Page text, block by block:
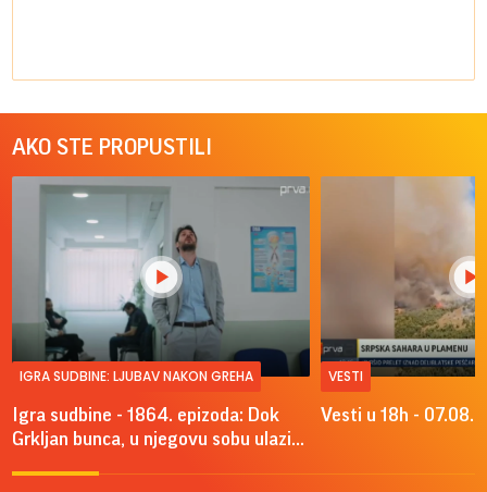
AKO STE PROPUSTILI
IGRA SUDBINE: LJUBAV NAKON GREHA
Igra sudbine - 1864. epizoda: Dok
Grkljan bunca, u njegovu sobu ulazi...
VESTI
Vesti u 18h -